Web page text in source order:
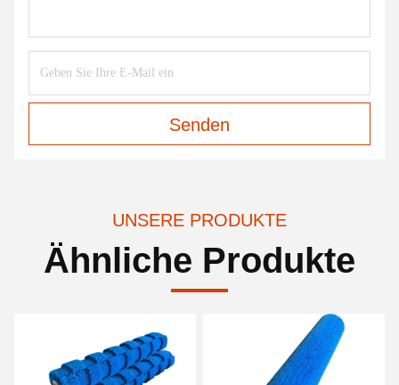
Senden
UNSERE PRODUKTE
Ähnliche Produkte